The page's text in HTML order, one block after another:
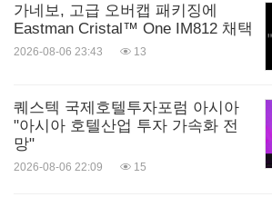
가네보, 고급 오버캡 패키징에
Eastman Cristal™ One IM812 채택
2026-08-06 23:43 13
퀘스텍 국제호텔투자포럼 아시아
"아시아 호텔산업 투자 가속화 전
망"
2026-08-06 22:09 15